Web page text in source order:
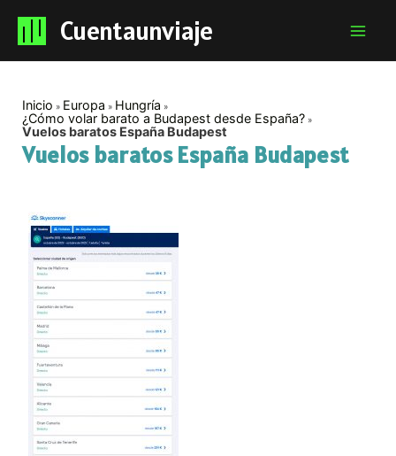
Cuentaunviaje
Inicio Europa
Hungría
¿Cómo volar barato a Budapest desde España?
Vuelos baratos España Budapest
Vuelos baratos España Budapest